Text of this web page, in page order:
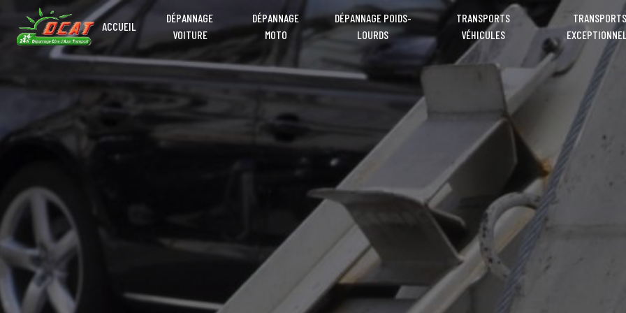
ACCUEIL
DÉPANNAGE
VOITURE
DÉPANNAGE
MOTO
DÉPANNAGE POIDS-
LOURDS
TRANSPORTS
VÉHICULES
TRANSPORTS
Panneau de gestion des cookies